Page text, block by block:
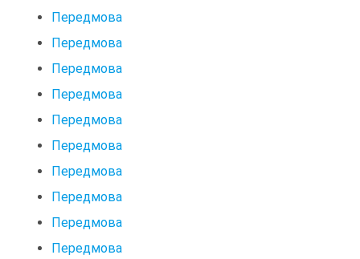
Передмова
Передмова
Передмова
Передмова
Передмова
Передмова
Передмова
Передмова
Передмова
Передмова